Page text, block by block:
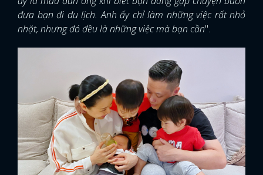
đưa bạn đi du lịch. Anh ấy chỉ làm những việc rất nhỏ
nhặt, nhưng đó đều là những việc mà bạn cần".